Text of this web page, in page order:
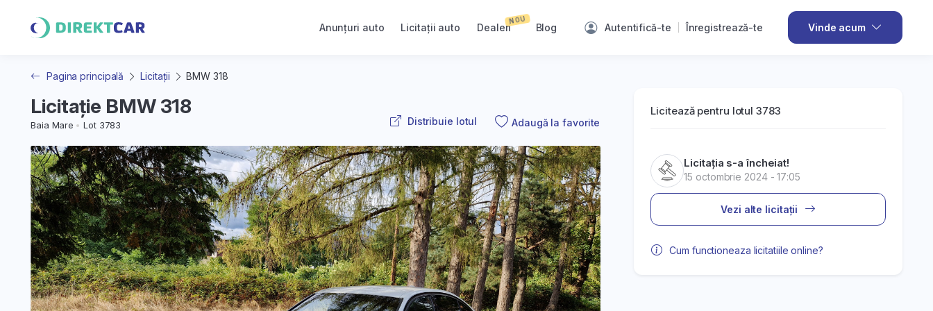
Anunțuri auto Licitații auto Dealeri
NOU
Blog Autentifică-te Înregistrează-te Vinde acum
Pagina principală Licitații BMW 318
Licitație BMW 318
Baia Mare Lot 3783 Distribuie lotul Adaugă la favorite
Licitează pentru lotul 3783
Licitația s-a încheiat!
15 octombrie 2024 - 17:05
Vezi alte licitații
Cum functioneaza licitatiile online?